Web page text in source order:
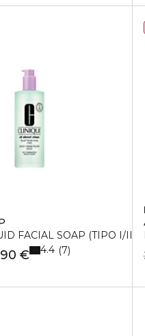
FACIAL SOAP (TIPO I/II )
€ 4.4 7